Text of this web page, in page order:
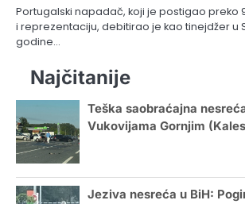
Portugalski napadač, koji je postigao preko
i reprezentaciju, debitirao je kao tinejdžer u
godine…
Najčitanije
Teška saobraćajna
Vukovijama Gornjim
Jeziva nesreća u BiH: